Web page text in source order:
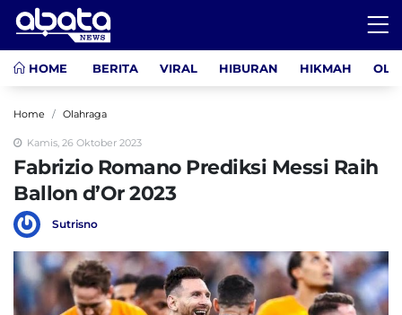
HOME BERITA VIRAL HIBURAN HIKMAH
Home Olahraga
Kamis, 26 Oktober 2023
Fabrizio Romano Prediksi Messi Raih
Ballon d’Or 2023
Sutrisno